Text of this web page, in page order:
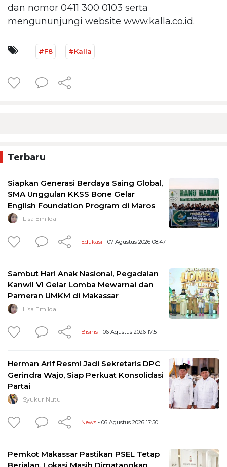
dan nomor 0411 300 0103 serta
mengununjungi website www.kalla.co.id.
#F8 #Kalla
Terbaru
Siapkan Generasi Berdaya Saing Global,
SMA Unggulan KKSS Bone Gelar
English Foundation Program di Maros
Lisa Emilda
Edukasi - 07 Agustus 2026 08:47
Sambut Hari Anak Nasional, Pegadaian
Kanwil VI Gelar Lomba Mewarnai dan
Pameran UMKM di Makassar
Lisa Emilda
Bisnis - 06 Agustus 2026 17:51
Herman Arif Resmi Jadi Sekretaris DPC
Gerindra Wajo, Siap Perkuat Konsolidasi
Partai
Syukur Nutu
News - 06 Agustus 2026 17:50
Pemkot Makassar Pastikan PSEL Tetap